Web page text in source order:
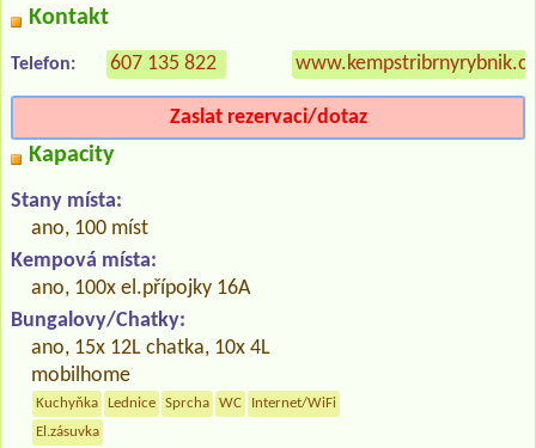
Kontakt
Telefon: 607 135 822 www.kempstribrnyrybnik.cz
Zaslat rezervaci/dotaz
Kapacity
Stany místa:
ano, 100 míst
Kempová místa:
ano, 100x el.přípojky 16A
Bungalovy/Chatky:
ano, 15x 12L chatka, 10x 4L
mobilhome
Kuchyňka Lednice Sprcha WC
Internet/WiFi
El.zásuvka